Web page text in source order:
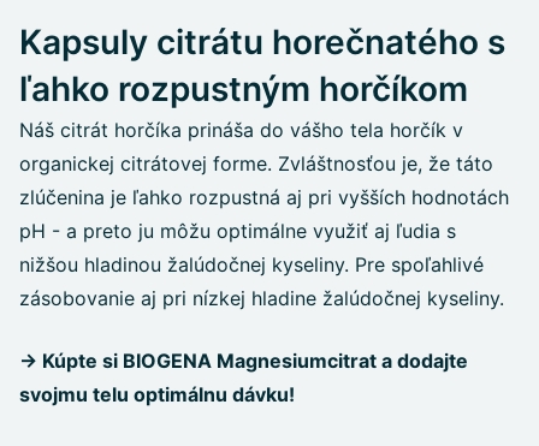
Kapsuly citrátu horečnatého s
ľahko rozpustným horčíkom
Náš citrát horčíka prináša do vášho tela horčík v
organickej citrátovej forme. Zvláštnosťou je, že táto
zlúčenina je ľahko rozpustná aj pri vyšších hodnotách
pH - a preto ju môžu optimálne využiť aj ľudia s
nižšou hladinou žalúdočnej kyseliny. Pre spoľahlivé
zásobovanie aj pri nízkej hladine žalúdočnej kyseliny.
→ Kúpte si BIOGENA Magnesiumcitrat a dodajte
svojmu telu optimálnu dávku!